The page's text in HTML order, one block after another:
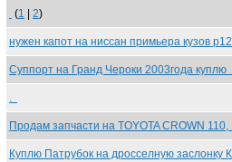
(1 2)
нужен капот на ниссан примьера кузов
Суппорт на Гранд Чероки 2003года куплю
.
Продам запчасти на TOYOTA CROWN
Куплю Патрубок на дросселную заслонку